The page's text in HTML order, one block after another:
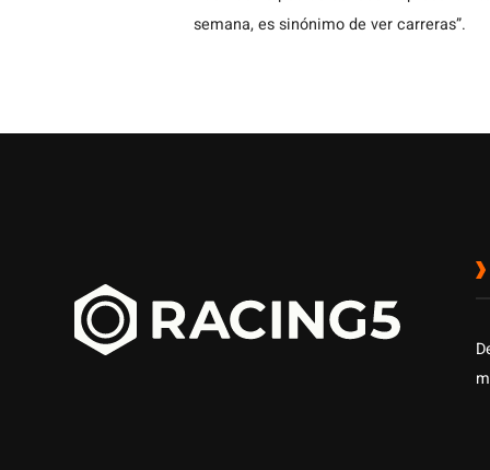
semana, es sinónimo de ver carreras”.